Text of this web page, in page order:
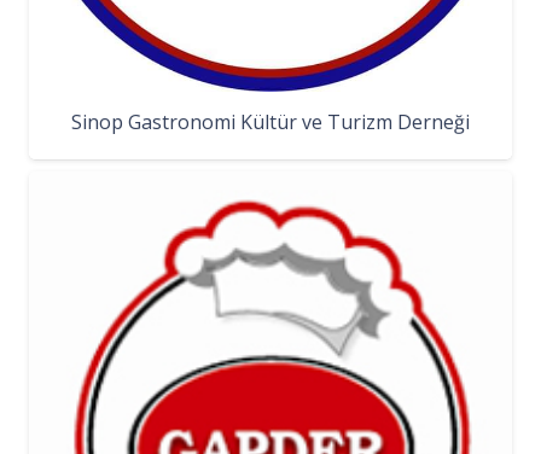
Sinop Gastronomi Kültür ve Turizm Derneği